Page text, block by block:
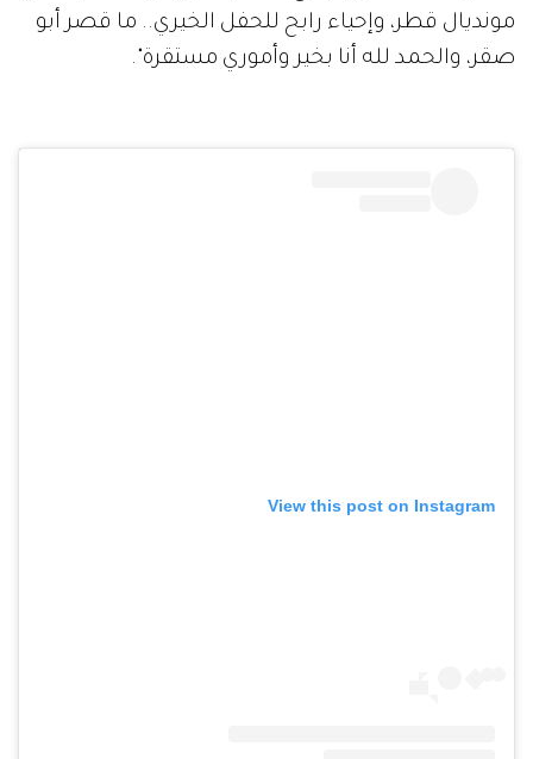
مونديال قطر، وإحياء رابح للحفل الخيري.. ما قصر أبو
صقر، والحمد لله أنا بخير وأموري مستقرة".
View this post on Instagram